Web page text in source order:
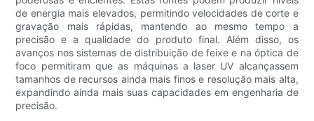
de energia mais elevados, permitindo velocidades de corte e
gravação mais rápidas, mantendo ao mesmo tempo a
precisão e a qualidade do produto final. Além disso, os
avanços nos sistemas de distribuição de feixe e na óptica de
foco permitiram que as máquinas a laser UV alcançassem
tamanhos de recursos ainda mais finos e resolução mais alta,
expandindo ainda mais suas capacidades em engenharia de
precisão.